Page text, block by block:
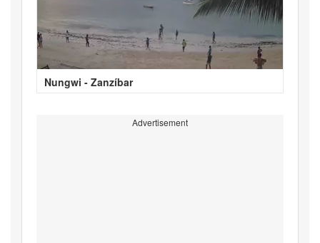
Nungwi - Zanzíbar
Advertisement